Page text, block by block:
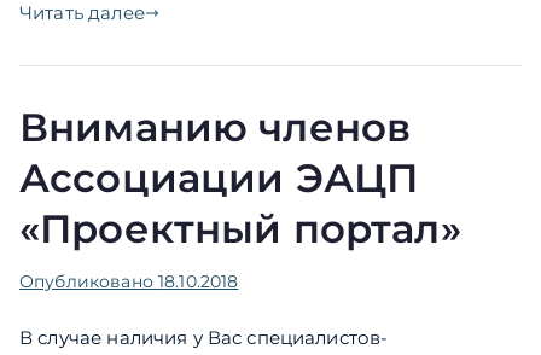
Читать далее
Вниманию членов
Ассоциации ЭАЦП
«Проектный портал»
Опубликовано 18.10.2018
В случае наличия у Вас специалистов-